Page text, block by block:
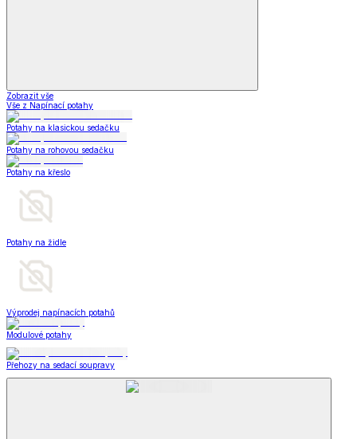
Zobrazit vše
Vše z Napínací potahy
Potahy na klasickou sedačku
Potahy na rohovou sedačku
Potahy na křeslo
Potahy na židle
Výprodej napínacích potahů
Modulové potahy
Přehozy na sedací soupravy